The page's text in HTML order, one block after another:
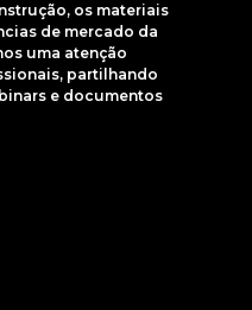
os materiais
de mercado da
uma atenção
partilhando
e documentos